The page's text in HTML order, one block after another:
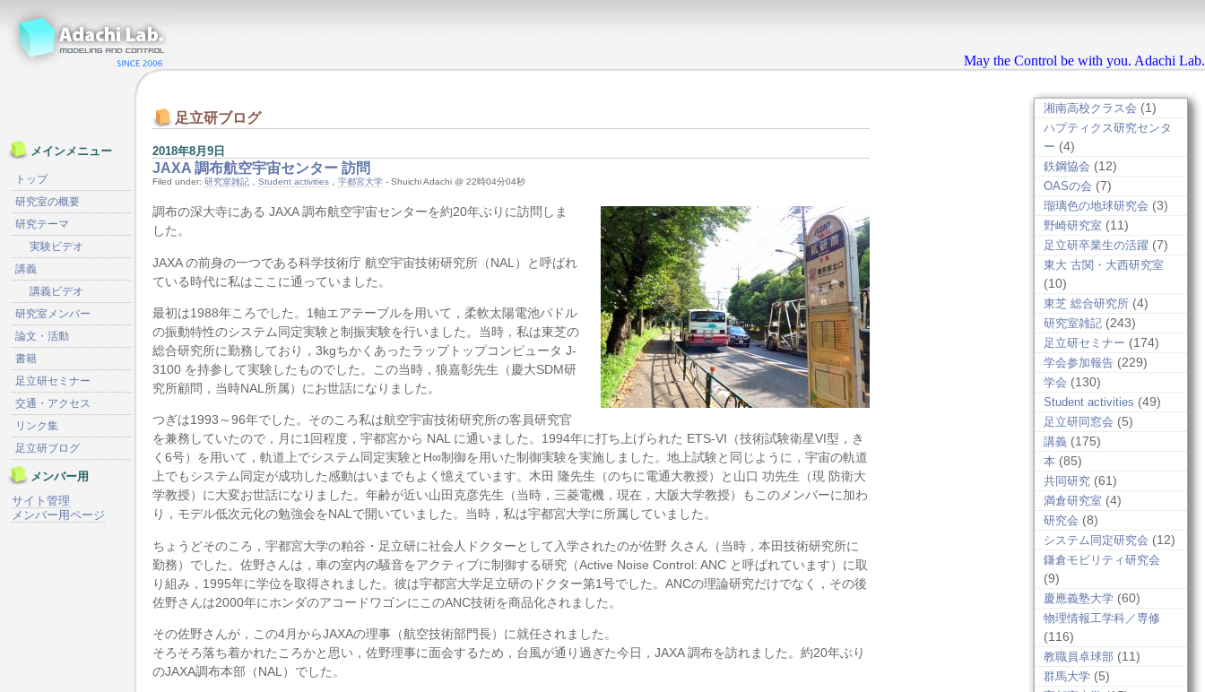
May the Control be with you. Adachi Lab.
足立研ブログ
2018年8月9日
JAXA 調布航空宇宙センター 訪問
Filed under: 研究室雑記 Student activities 宇都宮大学 - Shuichi Adachi @ 22時04分04秒
調布の深大寺にある JAXA 調布航空宇宙センターを約20年ぶりに訪問しま
した。
JAXA の前身の一つである科学技術庁 航空宇宙技術研究所（NAL）と呼ばれ
ている時代に私はここに通っていました。
最初は1988年ころでした。1軸エアテーブルを用いて，柔軟太陽電池パドル
の振動特性のシステム同定実験と制振実験を行いました。当時，私は東芝の
総合研究所に勤務しており，3kgちかくあったラップトップコンピュータ J-
3100 を持参して実験したものでした。この当時，狼嘉彰先生（慶大SDM研
究所顧問，当時NAL所属）にお世話になりました。
つぎは1993～96年でした。そのころ私は航空宇宙技術研究所の客員研究官
を兼務していたので，月に1回程度，宇都宮から NAL に通いました。1994年に打ち上げられた ETS-VI（技術試験衛星VI型，き
く6号）を用いて，軌道上でシステム同定実験とH∞制御を用いた制御実験を実施しました。地上試験と同じように，宇宙の軌道
上でもシステム同定が成功した感動はいまでもよく憶えています。木田 隆先生（のちに電通大教授）と山口 功先生（現 防衛大
学教授）に大変お世話になりました。年齢が近い山田克彦先生（当時，三菱電機，現在，大阪大学教授）もこのメンバーに加わ
り，モデル低次元化の勉強会をNALで開いていました。当時，私は宇都宮大学に所属していました。
ちょうどそのころ，宇都宮大学の粕谷・足立研に社会人ドクターとして入学されたのが佐野 久さん（当時，本田技術研究所に
勤務）でした。佐野さんは，車の室内の騒音をアクティブに制御する研究（Active Noise Control: ANC と呼ばれています）に取
り組み，1995年に学位を取得されました。彼は宇都宮大学足立研のドクター第1号でした。ANCの理論研究だけでなく，その後
佐野さんは2000年にホンダのアコードワゴンにこのANC技術を商品化されました。
その佐野さんが，この4月からJAXAの理事（航空技術部門長）に就任されました。
そろそろ落ち着かれたころかと思い，佐野理事に面会するため，台風が通り過ぎた今日，JAXA 調布を訪れました。約20年ぶり
のJAXA調布本部（NAL）でした。
湘南高校クラス会 (1)
ハプティクス研究センタ
ー (4)
鉄鋼協会 (12)
OASの会 (7)
瑠璃色の地球研究会 (3)
野崎研究室 (11)
足立研卒業生の活躍 (7)
東大 古関・大西研究室
(10)
東芝 総合研究所 (4)
研究室雑記 (243)
足立研セミナー (174)
学会参加報告 (229)
学会 (130)
Student activities (49)
足立研同窓会 (5)
講義 (175)
本 (85)
共同研究 (61)
満倉研究室 (4)
研究会 (8)
システム同定研究会 (12)
鎌倉モビリティ研究会
(9)
慶應義塾大学 (60)
物理情報工学科／専修
(116)
教職員卓球部 (11)
群馬大学 (5)
メインメニュー
トップ
研究室の概要
研究テーマ
実験ビデオ
講義
講義ビデオ
研究室メンバー
論文・活動
書籍
足立研セミナー
交通・アクセス
リンク集
足立研ブログ
メンバー用
サイト管理
メンバー用ページ